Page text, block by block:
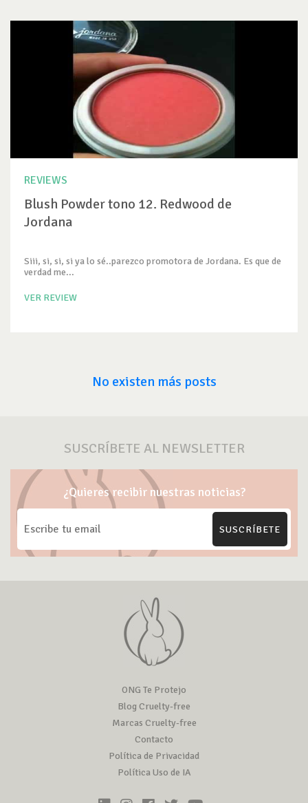
REVIEWS
Blush Powder tono 12. Redwood de
Jordana
Siii, si, si, si ya lo sé..parezco promotora de Jordana. Es que de
verdad me...
VER REVIEW
No existen más posts
SUSCRÍBETE AL NEWSLETTER
¿Quieres recibir nuestras noticias?
SUSCRÍBETE
ONG Te Protejo
Blog Cruelty-free
Marcas Cruelty-free
Contacto
Política de Privacidad
Política Uso de IA